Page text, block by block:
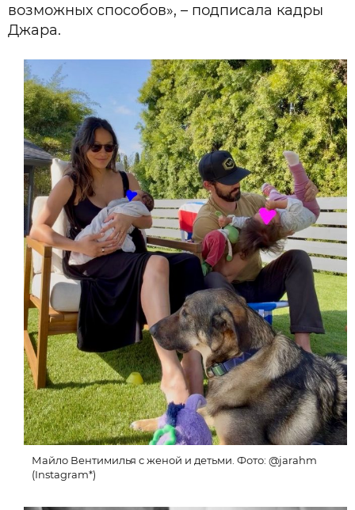
возможных способов», – подписала кадры
Джара.
Майло Вентимилья с женой и детьми. Фото: @jarahm
(Instagram*)